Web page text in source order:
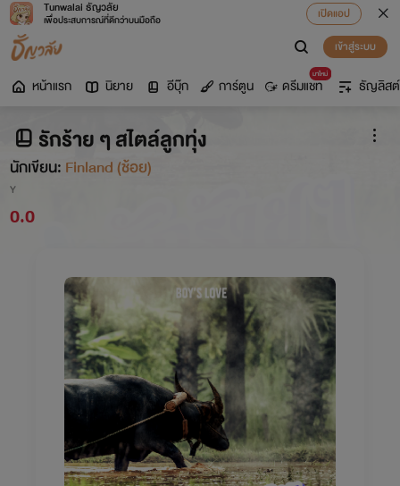
Tunwalai ธัญวลัย
เพื่อประสบการณ์ที่ดีกว่าบนมือถือ
เปิดแอป
เข้าสู่ระบบ
หน้าแรก นิยาย อีบุ๊ก การ์ตูน
มาใหม่
ดรีมแชท ธัญลิสต์
รักร้าย ๆ สไตล์ลูกทุ่ง
นักเขียน: Finland (ช้อย)
Y
0.0